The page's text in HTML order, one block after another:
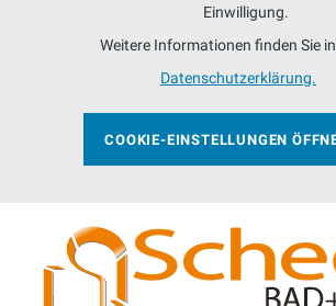
Einwilligung.
Weitere Informationen finden Sie
Datenschutzerklärung.
COOKIE-EINSTELLUNGEN